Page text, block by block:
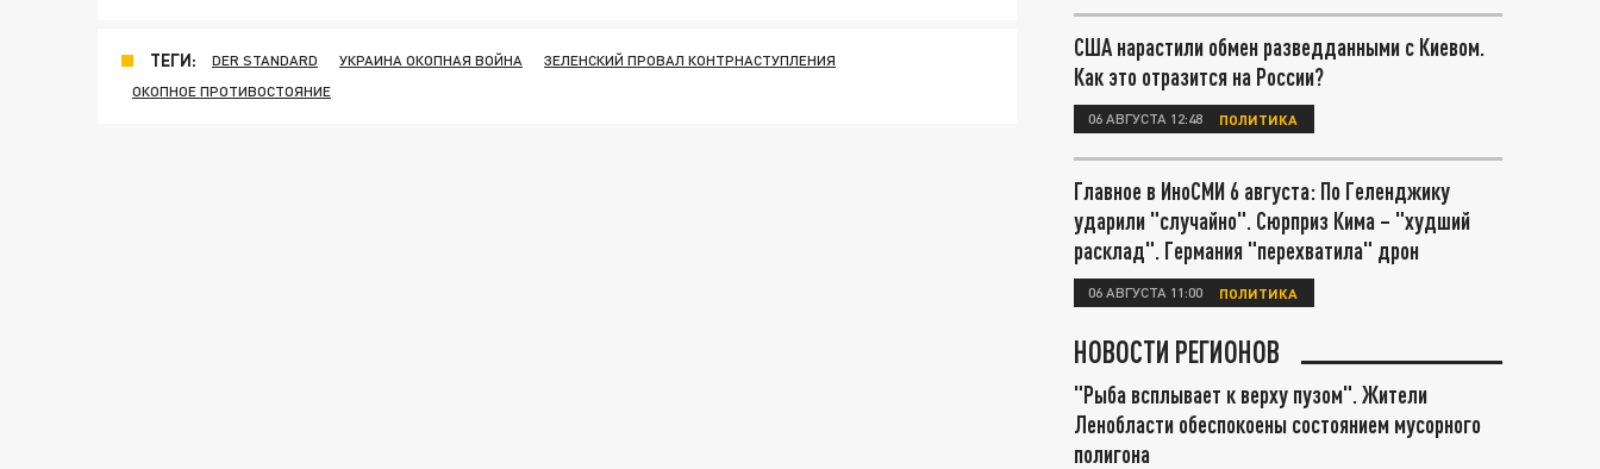
ТЕГИ: DER STANDARD УКРАИНА ОКОПНАЯ ВОЙНА
ЗЕЛЕНСКИЙ ПРОВАЛ КОНТРНАСТУПЛЕНИЯ
ОКОПНОЕ ПРОТИВОСТОЯНИЕ
США нарастили обмен разведданными с Киевом.
Как это отразится на России?
06 АВГУСТА 12:48 ПОЛИТИКА
Главное в ИноСМИ 6 августа: По Геленджику
ударили "случайно". Сюрприз Кима – "худший
расклад". Германия "перехватила" дрон
06 АВГУСТА 11:00 ПОЛИТИКА
НОВОСТИ РЕГИОНОВ
"Рыба всплывает к верху пузом". Жители
Ленобласти обеспокоены состоянием мусорного
полигона